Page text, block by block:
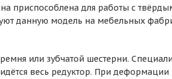
приспособлена для работы с
данную модель на мебельных
или зубчатой шестерни.
весь редуктор. При